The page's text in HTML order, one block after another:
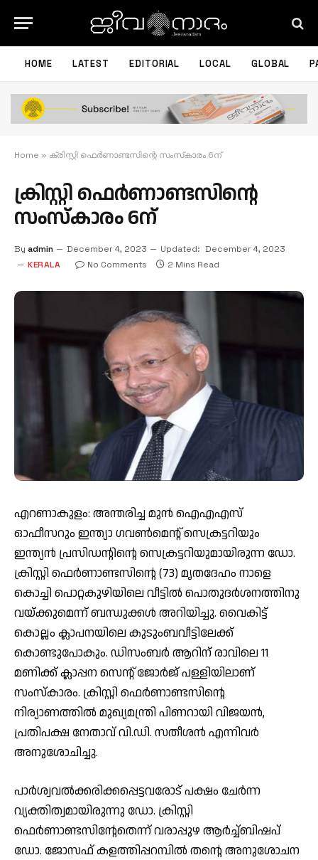
HOME LATEST EDITORIAL LOCAL GLOBAL
Home » ക്രിസ്റ്റി ഫെര്‍ണാണ്ടസിന്റെ സംസ്‌കാരം 6ന്
ക്രിസ്റ്റി ഫെര്‍ണാണ്ടസിന്റെ
സംസ്‌കാരം 6ന്
By admin December 4, 2023 Updated: December 4, 2023
KERALA
No Comments 2 Mins Read
എറണാകുളം: അന്തരിച്ച മുന്‍ ഐഎഎസ്
ഓഫീസറും ഇന്ത്യാ ഗവണ്‍മെന്റ് സെക്രട്ടറിയും
ഇന്ത്യന്‍ പ്രസിഡന്റിന്റെ സെക്രട്ടറിയുമായിരുന്ന ഡോ.
ക്രിസ്റ്റി ഫെര്‍ണാണ്ടസിന്റെ (73) മൃതദേഹം നാളെ
കൊച്ചി പൊറ്റകുഴിയിലെ വീട്ടില്‍ പൊതുദര്‍ശനത്തിനു
വയ്ക്കുമെന്ന് ബന്ധുക്കള്‍ അറിയിച്ചു. വൈകിട്ട്
കൊല്ലം ക്ലാപനയിലെ കുടുംബവീട്ടിലേക്ക്
കൊണ്ടുപോകും. ഡിസംബര്‍ ആറിന് രാവിലെ 11
മണിക്ക് ക്ലാപ്പന സെന്റ് ജോര്‍ജ് പള്ളിയിലാണ്
സംസ്‌കാരം. ക്രിസ്റ്റി ഫെര്‍ണാണ്ടസിന്റെ
നിര്യാണത്തില്‍ മുഖ്യമന്ത്രി പിണറായി വിജയന്‍,
പ്രതിപക്ഷ നേതാവ് വി.ഡി. സതീശന്‍ എന്നിവര്‍
അനുശോചിച്ചു.
പാര്‍ശ്വവല്‍ക്കരിക്കപ്പെട്ടവരോട് പക്ഷം ചേര്‍ന്ന
വ്യക്തിത്വമായിരുന്നു ഡോ. ക്രിസ്റ്റി
ഫെര്‍ണാണ്ടസിന്റേതെന്ന് വരാപ്പുഴ ആര്‍ച്ച്ബിഷപ്
ഡോ. ജോസഫ് കളത്തിപ്പറമ്പില്‍ തന്റെ അനുശോചന